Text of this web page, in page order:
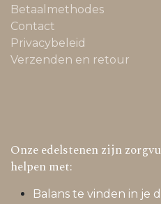
Betaalmethodes
Contact
Privacybeleid
Verzenden en retour
Onze edelstenen zijn
helpen met:
Balans te vinden in je